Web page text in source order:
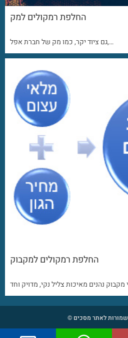
החלפת רמקולים למק
גם ציוד יקר, כמו מק של חברת אפל,…
החלפת רמקולים למקבוק
שמורות לאתר מסכים ©